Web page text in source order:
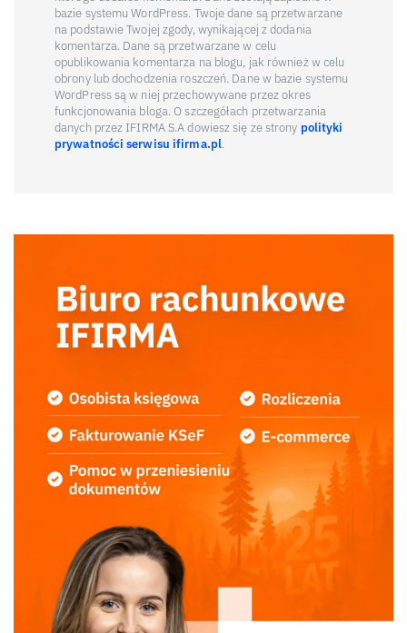
bazie systemu WordPress. Twoje dane są przetwarzane
na podstawie Twojej zgody, wynikającej z dodania
komentarza. Dane są przetwarzane w celu
opublikowania komentarza na blogu, jak również w celu
obrony lub dochodzenia roszczeń. Dane w bazie systemu
WordPress są w niej przechowywane przez okres
funkcjonowania bloga. O szczegółach przetwarzania
danych przez IFIRMA S.A dowiesz się ze strony polityki
prywatności serwisu ifirma.pl.